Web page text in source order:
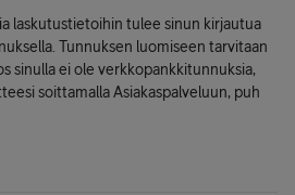
laskutustietoihin tulee sinun kirjautua
Tunnuksen luomiseen tarvitaan
sinulla ei ole verkkopankkitunnuksia,
soittamalla Asiakaspalveluun, puh